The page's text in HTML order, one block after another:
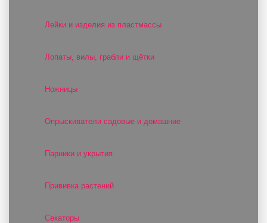
Лейки и изделия из пластмассы
Лопаты, вилы, грабли и щётки
Ножницы
Опрыскиватели садовые и домашние
Парники и укрытия
Прививка растений
Секаторы